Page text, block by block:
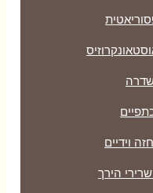
שדרה
וידיים
הירך